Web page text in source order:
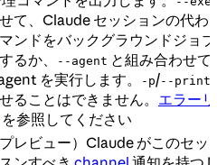
て、Claude セッションの代わ
ンドをバックグラウンドジョ
るか、
--agent と組み合わせて
を実行します。
-p/--print
ることはできません。 エラー
を参照してください
プレビュー）Claude がこのセッ